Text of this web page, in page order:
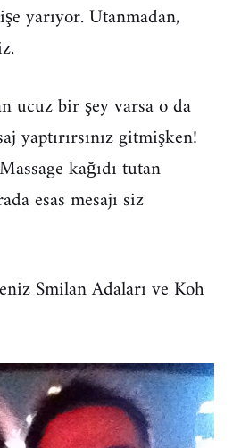
yarıyor. Utanmadan,
ucuz bir şey varsa o da
yaptırırsınız gitmişken!
kağıdı tutan
esas mesajı siz
Smilan Adaları ve Koh